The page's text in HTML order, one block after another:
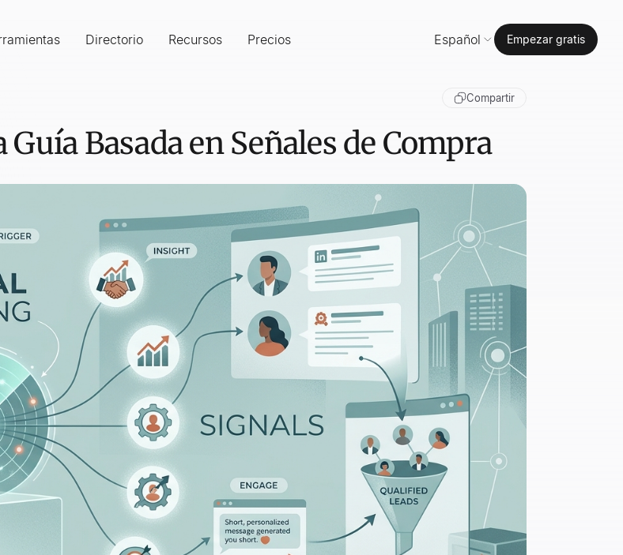
Directorio Recursos Precios Español Empezar gratis
Compartir
Basada en Señales de Compra